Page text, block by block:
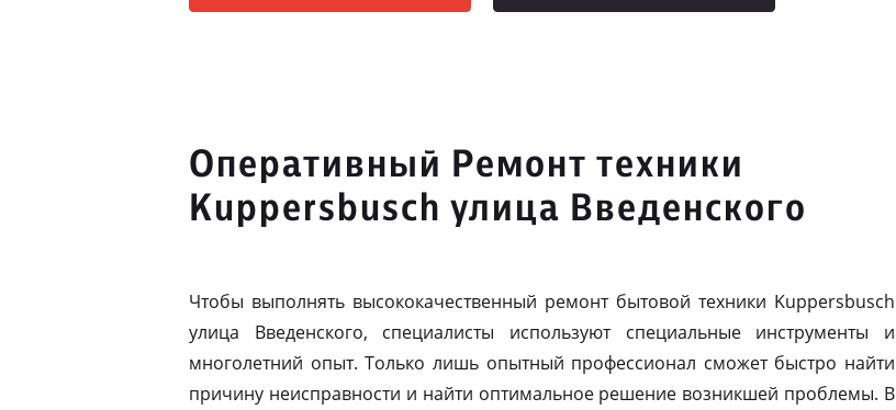
Оперативный Ремонт техники
Kuppersbusch улица Введенского
Чтобы выполнять высококачественный ремонт бытовой техники Kuppersbusch
улица Введенского, специалисты используют специальные инструменты и
многолетний опыт. Только лишь опытный профессионал сможет быстро найти
причину неисправности и найти оптимальное решение возникшей проблемы. В